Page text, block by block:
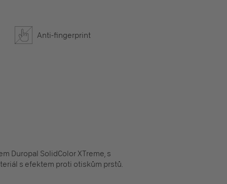
Anti-fingerprint
Duropal SolidColor XTreme, s
s efektem proti otiskům prstů.